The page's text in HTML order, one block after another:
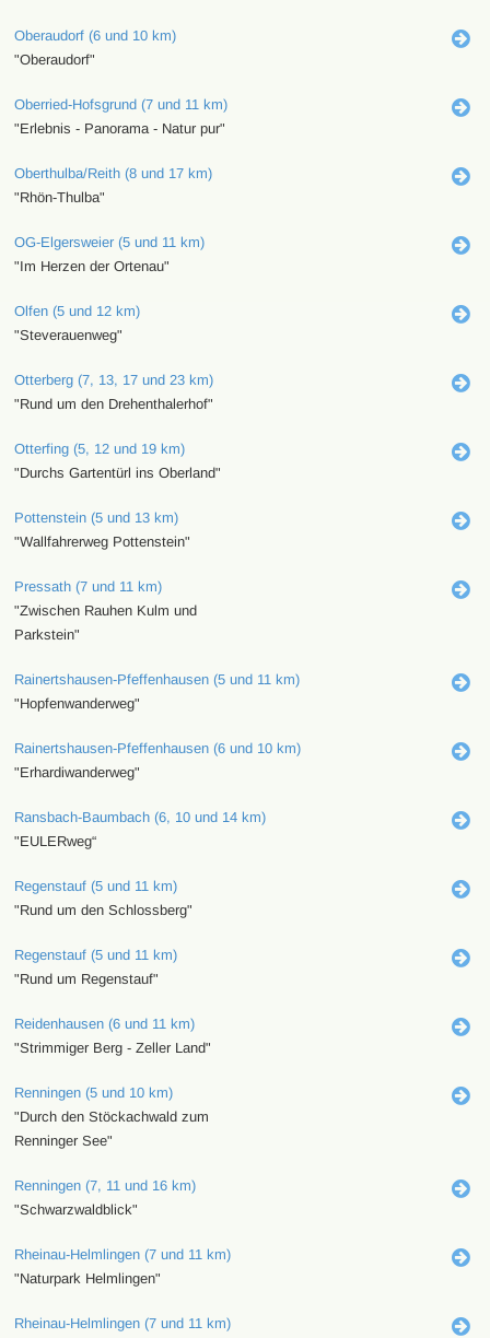
Oberaudorf (6 und 10 km)
"Oberaudorf"
Oberried-Hofsgrund (7 und 11 km)
"Erlebnis - Panorama - Natur pur"
Oberthulba/Reith (8 und 17 km)
"Rhön-Thulba"
OG-Elgersweier (5 und 11 km)
"Im Herzen der Ortenau"
Olfen (5 und 12 km)
"Steverauenweg"
Otterberg (7, 13, 17 und 23 km)
"Rund um den Drehenthalerhof"
Otterfing (5, 12 und 19 km)
"Durchs Gartentürl ins Oberland"
Pottenstein (5 und 13 km)
"Wallfahrerweg Pottenstein"
Pressath (7 und 11 km)
"Zwischen Rauhen Kulm und
Parkstein"
Rainertshausen-Pfeffenhausen (5 und 11 km)
"Hopfenwanderweg"
Rainertshausen-Pfeffenhausen (6 und 10 km)
"Erhardiwanderweg"
Ransbach-Baumbach (6, 10 und 14 km)
"EULERweg“
Regenstauf (5 und 11 km)
"Rund um den Schlossberg"
Regenstauf (5 und 11 km)
"Rund um Regenstauf"
Reidenhausen (6 und 11 km)
"Strimmiger Berg - Zeller Land"
Renningen (5 und 10 km)
"Durch den Stöckachwald zum
Renninger See"
Renningen (7, 11 und 16 km)
"Schwarzwaldblick"
Rheinau-Helmlingen (7 und 11 km)
"Naturpark Helmlingen"
Rheinau-Helmlingen (7 und 11 km)